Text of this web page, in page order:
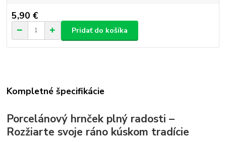
5,90 €
Pridať do košíka
Kompletné špecifikácie
Porcelánový hrnček plný radosti –
Rozžiarte svoje ráno kúskom tradície